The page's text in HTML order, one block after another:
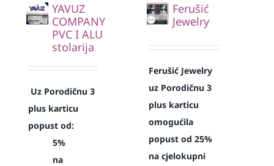
YAVUZ
COMPANY
PVC I ALU
stolarija
Uz Porodičnu 3
plus karticu
popust od:
5%
na
Ferušić
Jewelry
Ferušić Jewelry
uz Porodičnu 3
plus karticu
omogućila
popust od 25%
na cjelokupni